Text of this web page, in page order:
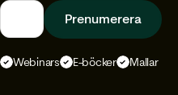
Webinars E-böcker Mallar